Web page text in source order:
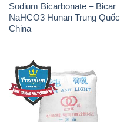
Sodium Bicarbonate – Bicar
NaHCO3 Hunan Trung Quốc
China